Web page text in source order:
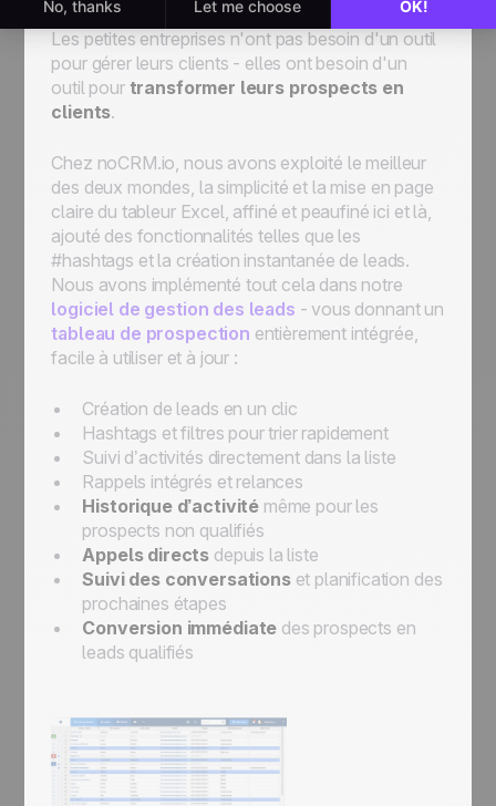
Les petites entreprises n'ont pas besoin d'un outil
pour gérer leurs clients - elles ont besoin d'un
outil pour transformer leurs prospects en
clients.
Chez noCRM.io, nous avons exploité le meilleur
des deux mondes, la simplicité et la mise en page
claire du tableur Excel, affiné et peaufiné ici et là,
ajouté des fonctionnalités telles que les
#hashtags et la création instantanée de leads.
Nous avons implémenté tout cela dans notre
logiciel de gestion des leads - vous donnant un
tableau de prospection entièrement intégrée,
facile à utiliser et à jour :
Création de leads en un clic
Hashtags et filtres pour trier rapidement
Suivi d’activités directement dans la liste
Rappels intégrés et relances
Historique d’activité même pour les
prospects non qualifiés
Appels directs depuis la liste
Suivi des conversationset planification des
prochaines étapes
Conversion immédiate des prospects en
leads qualifiés